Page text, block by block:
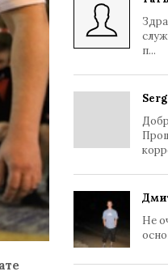
п...
Не